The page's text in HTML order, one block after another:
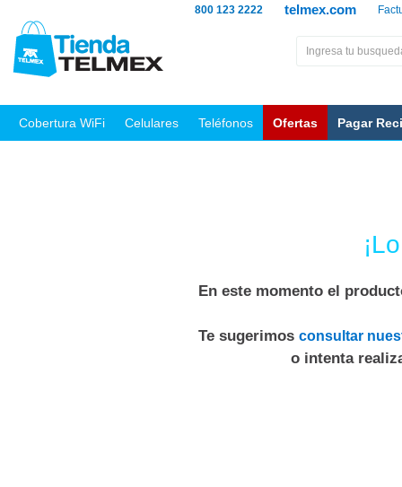
telmex.com
800 123 2222
Cobertura WiFi Celulares Teléfonos Ofertas Pagar
En este momento el
Te sugerimos consultar
o intenta